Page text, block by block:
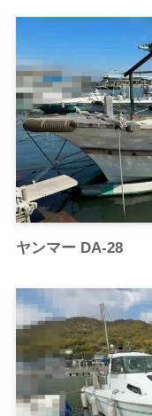
ヤンマー DA-28